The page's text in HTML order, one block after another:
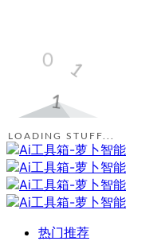
LOADING STUFF...
热门推荐